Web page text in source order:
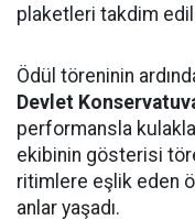
plaketleri takdim
Ödül töreninin
Devlet
performansla
ekibinin gösterisi
ritimlere eşlik eden
anlar yaşadı.